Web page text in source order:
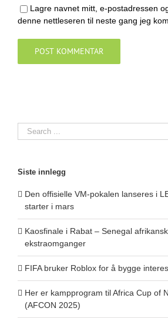
Lagre navnet mitt, e-postadressen
denne nettleseren til neste gang jeg
Search
for:
Siste innlegg
Den offisielle VM-pokalen lanseres i
starter i mars
Kaosfinale i Rabat – Senegal
ekstraomganger
FIFA bruker Roblox for å bygge
Her er kampprogram til Africa Cup of
(AFCON 2025)